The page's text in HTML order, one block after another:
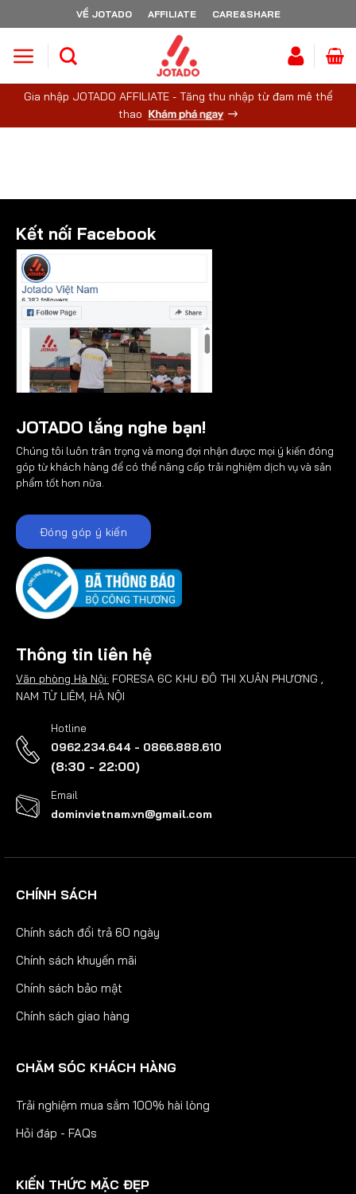
to
VỀ JOTADO AFFILIATE CARE&SHARE
Gia nhập JOTADO AFFILIATE - Tăng thu nhập từ đam mê thể
thao
JOTADO lắng nghe bạn!
Chúng tôi luôn trân trọng và mong đợi nhận được mọi ý kiến đóng
góp từ khách hàng để có thể nâng cấp trải nghiệm dịch vụ và sản
phẩm tốt hơn nữa.
Đóng góp ý kiến
Kết nối Facebook
Thông tin liên hệ
Văn phòng Hà Nội: FORESA 6C KHU ĐÔ THI XUÂN PHƯƠNG ,
NAM TỪ LIÊM, HÀ NỘI
Hotline
0962.234.644 - 0866.888.610
(8:30 - 22:00)
Email
dominvietnam.vn@gmail.com
CHÍNH SÁCH
Chính sách đổi trả 60 ngày
Chính sách khuyến mãi
Chính sách bảo mật
Chính sách giao hàng
CHĂM SÓC KHÁCH HÀNG
Trải nghiệm mua sắm 100% hài lòng
Hỏi đáp - FAQs
KIẾN THỨC MẶC ĐẸP